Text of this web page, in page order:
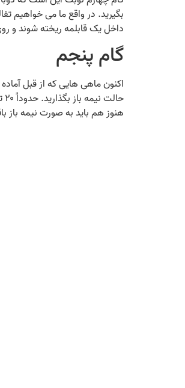
داخل یک قابلمه ریخته شوند و
گام پنجم
اکنون ماهی‌ هایی که از قبل
حالت نیمه باز بگذارید. حدوداً ۲۰ تا ۳۰ دقیقه بستگی به نوع ماهی باید صبر کنید تا به طور کامل پخته شود. اکنون باید برای
هنوز هم باید به صورت نیمه باز باقی بماند. بعد از اینکه ۲۰ دقیقه سپری شد، غذای شما جا